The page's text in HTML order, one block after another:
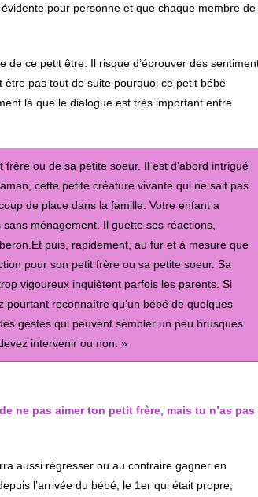
évidente pour personne et que chaque membre de
de ce petit être. Il risque d’éprouver des
pas tout de suite pourquoi ce petit bébé
là que le dialogue est très important entre
ou de sa petite soeur. Il est d’abord intrigué
cette petite créature vivante qui ne sait pas
de place dans la famille. Votre enfant a
ménagement. Il guette ses réactions,
puis, rapidement, au fur et à mesure que
pour son petit frère ou sa petite soeur. Sa
vigoureux inquiètent parfois les parents. Si
reconnaître qu’un bébé de quelques
gestes qui peuvent sembler un peu brusques
intervenir ou non. »
ne pas aimer ton petit frère, mais tu n’as pas
aussi régresser ou au contraire gagner en
l’arrivée du bébé, le 1er qui était propre,